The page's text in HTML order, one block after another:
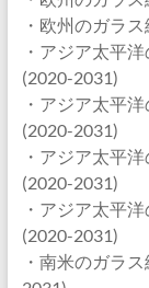
・欧州のガラ
・アジア太平
(2020-2031)
・アジア太平
(2020-2031)
・アジア太平
(2020-2031)
・アジア太平
(2020-2031)
・南米のガラ